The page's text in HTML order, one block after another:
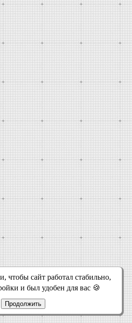
чтобы сайт работал стабильно,
и был удобен для вас 🍪
Продолжить